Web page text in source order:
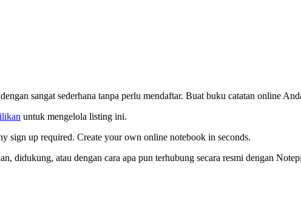
sangat sederhana tanpa perlu mendaftar. Buat buku catatan online
untuk mengelola listing ini.
sign up required. Create your own online notebook in seconds.
didukung, atau dengan cara apa pun terhubung secara resmi dengan